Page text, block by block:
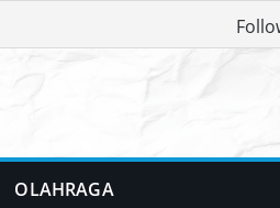
OLAHRAGA